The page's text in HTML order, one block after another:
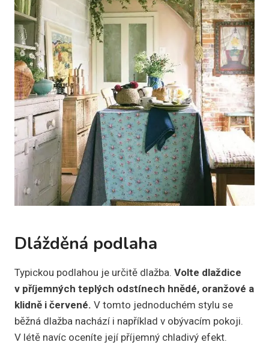
Dlážděná podlaha
Typickou podlahou je určitě dlažba. Volte dlaždice
v příjemných teplých odstínech hnědé, oranžové a
klidně i červené. V tomto jednoduchém stylu se
běžná dlažba nachází i například v obývacím pokoji.
V létě navíc oceníte její příjemný chladivý efekt.